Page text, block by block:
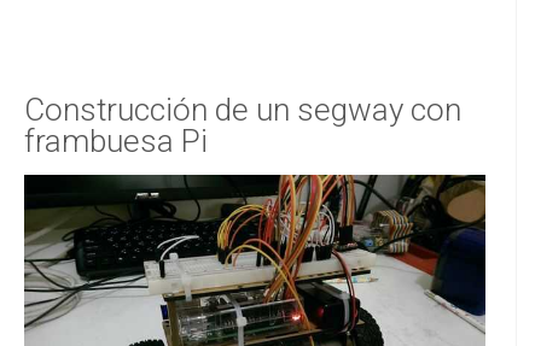
Construcción de un segway con
frambuesa Pi